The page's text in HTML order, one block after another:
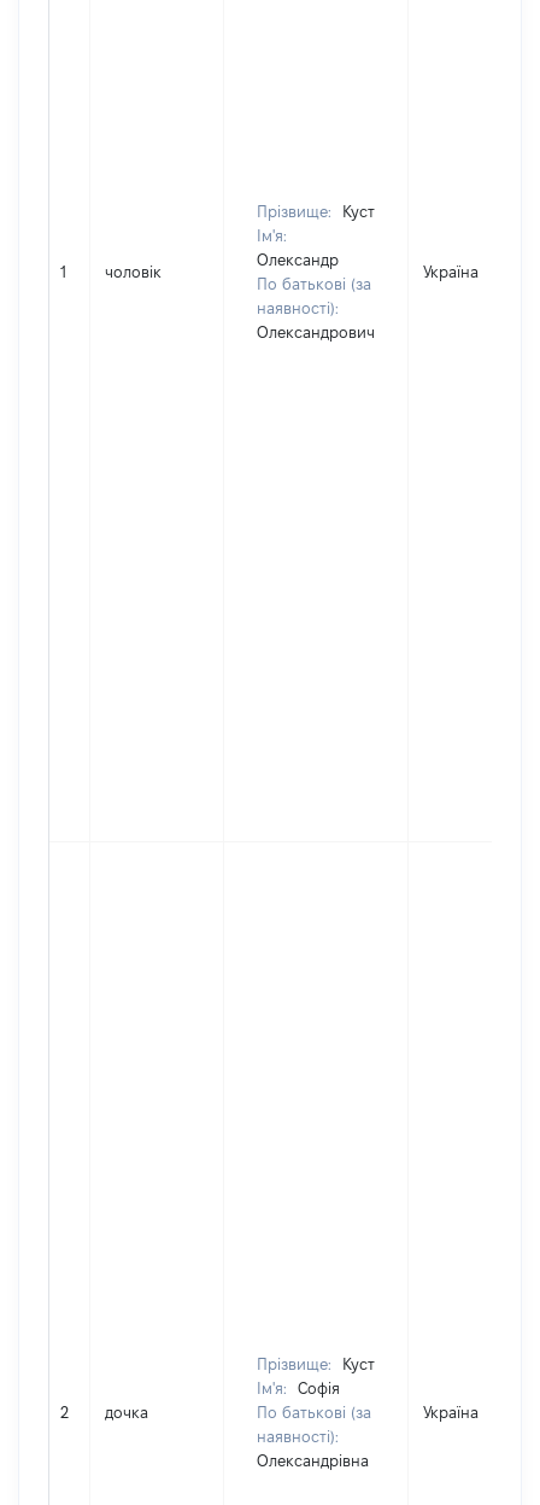
1 чоловік
Прізвище:
Куст
Ім'я:
Олександр
По батькові (за
наявності):
Олександрович
Україна
2 дочка
Прізвище:
Куст
Ім'я:
Софія
По батькові (за
наявності):
Олександрівна
Україна